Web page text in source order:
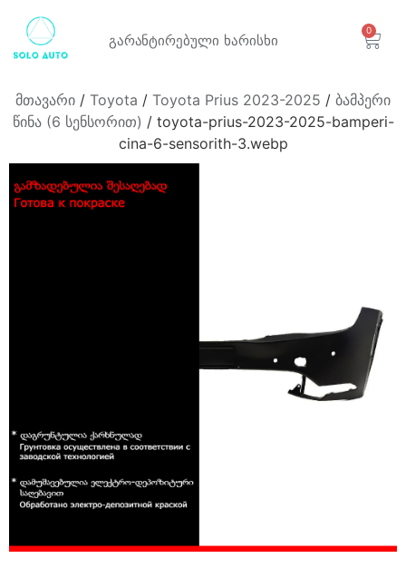
გარანტირებული ხარისხი
0
მთავარი / Toyota / Toyota Prius 2023-2025 / ბამპერი
წინა (6 სენსორით) / toyota-prius-2023-2025-bamperi-
cina-6-sensorith-3.webp